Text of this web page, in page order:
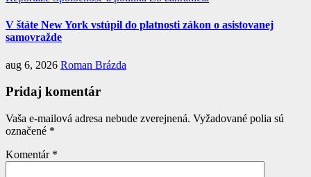
V štáte New York vstúpil do platnosti zákon o asistovanej
samovražde
aug 6, 2026 Roman Brázda
Pridaj komentár
Vaša e-mailová adresa nebude zverejnená. Vyžadované polia sú
označené *
Komentár *